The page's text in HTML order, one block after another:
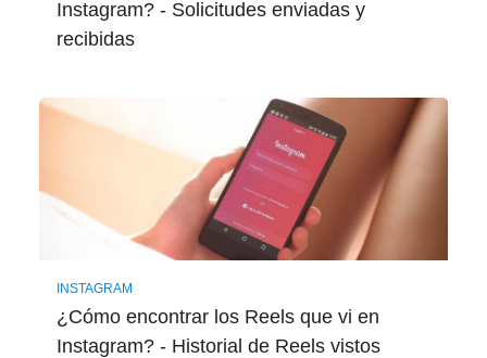
Instagram? - Solicitudes enviadas y
recibidas
INSTAGRAM
¿Cómo encontrar los Reels que vi en
Instagram? - Historial de Reels vistos